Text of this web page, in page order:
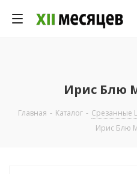
Ирис Блю
Главная - Каталог - Срезанные
Ирис Блю